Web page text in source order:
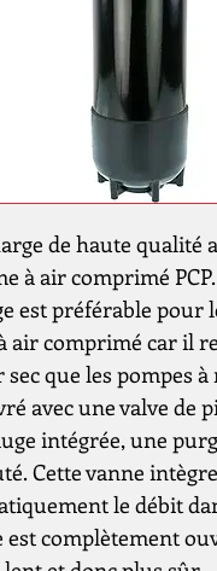
de haute qualité
à air comprimé
est préférable pour
air comprimé car il
que les pompes à
avec une valve de
intégrée, une
Cette vanne
le débit
est complètement